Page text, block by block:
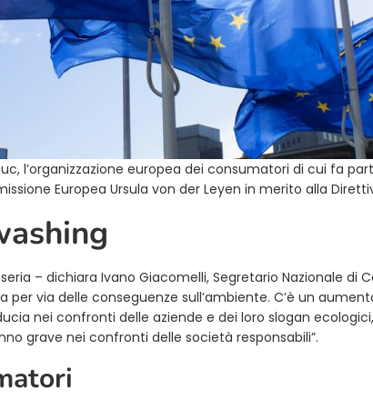
l’organizzazione europea dei consumatori di cui fa
Europea Ursula von der Leyen in merito alla
– dichiara Ivano Giacomelli, Segretario Nazionale di
via delle conseguenze sull’ambiente. C’è un
nei confronti delle aziende e dei loro slogan
grave nei confronti delle società responsabili”.